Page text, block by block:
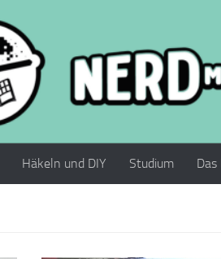
Häkeln und DIY Studium Das